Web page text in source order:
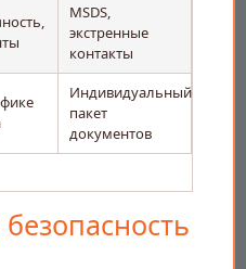
MSDS,
экстренные
контакты
Индивидуальный
пакет
документов